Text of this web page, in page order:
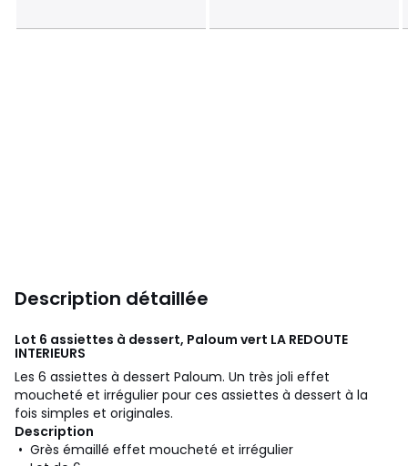
Description détaillée
Lot 6 assiettes à dessert, Paloum vert LA REDOUTE
INTERIEURS
Les 6 assiettes à dessert Paloum. Un très joli effet
moucheté et irrégulier pour ces assiettes à dessert à la
fois simples et originales.
Description
• Grès émaillé effet moucheté et irrégulier